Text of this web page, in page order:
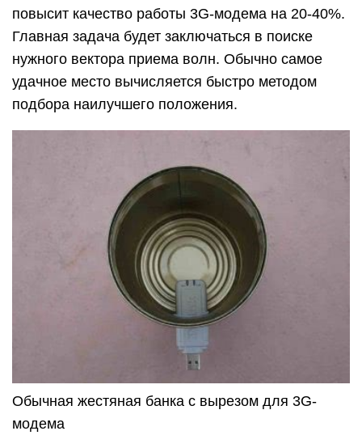
повысит качество работы 3G-модема на 20-40%.
Главная задача будет заключаться в поиске
нужного вектора приема волн. Обычно самое
удачное место вычисляется быстро методом
подбора наилучшего положения.
Обычная жестяная банка с вырезом для 3G-
модема